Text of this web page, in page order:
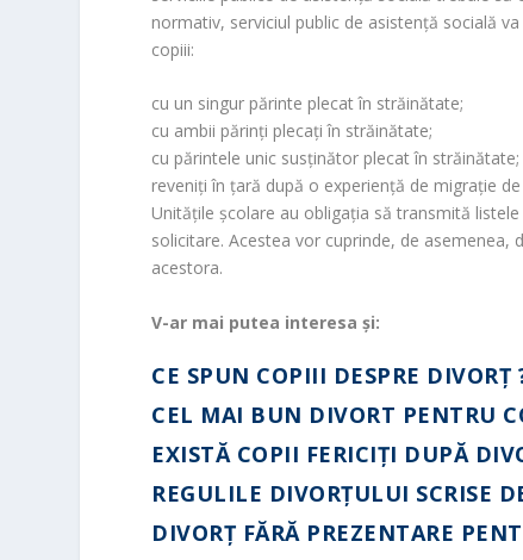
r
normativ, serviciul public de asistență socială
copiii:
cu un singur părinte plecat în străinătate;
cu ambii părinți plecați în străinătate;
cu părintele unic susținător plecat în străinătate;
reveniți în țară după o experiență de migrație
Unitățile școlare au obligaţia să transmită
solicitare. Acestea vor cuprinde, de
acestora.
V-ar mai putea interesa și:
CE SPUN COPIII DESPRE DIVORȚ
CEL MAI BUN DIVORT PENTRU
EXISTĂ COPII FERICIŢI DUPĂ
REGULILE DIVORŢULUI SCRISE
DIVORȚ FĂRĂ PREZENTARE